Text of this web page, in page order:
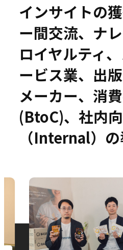
事例
セミナー
お役立ち情報
インサイトの
ー間交流、ナレ
ロイヤルティ
ービス業、出版
メーカー、消
(BtoC)、社内
（Internal）